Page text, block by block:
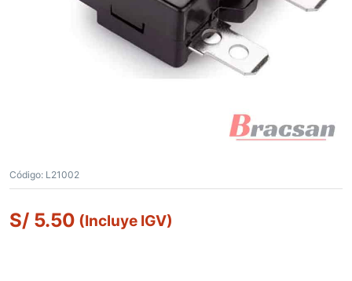
Código: L21002
S/ 5.50 (Incluye IGV)